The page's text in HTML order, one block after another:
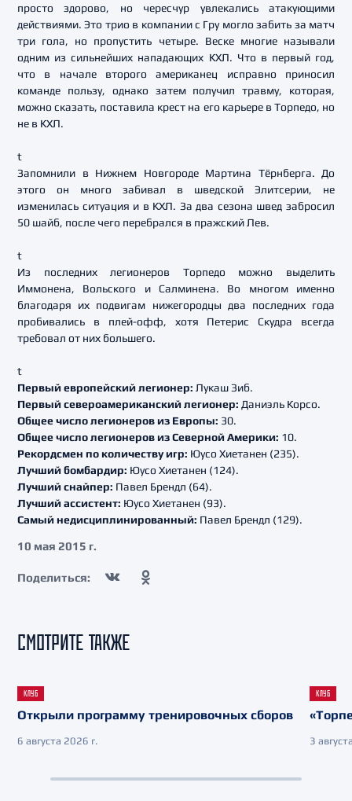
просто здорово, но чересчур увлекались атакующими
действиями. Это трио в компании с Гру могло забить за матч
три гола, но пропустить четыре. Веске многие называли
одним из сильнейших нападающих КХЛ. Что в первый год,
что в начале второго американец исправно приносил
команде пользу, однако затем получил травму, которая,
можно сказать, поставила крест на его карьере в Торпедо, но
не в КХЛ.
t
Запомнили в Нижнем Новгороде Мартина Тёрнберга. До
этого он много забивал в шведской Элитсерии, не
изменилась ситуация и в КХЛ. За два сезона швед забросил
50 шайб, после чего перебрался в пражский Лев.
t
Из последних легионеров Торпедо можно выделить
Иммонена, Вольского и Салминена. Во многом именно
благодаря их подвигам нижегородцы два последних года
пробивались в плей-офф, хотя Петерис Скудра всегда
требовал от них большего.
t
Первый европейский легионер: Лукаш Зиб.
Первый североамериканский легионер: Даниэль Корсо.
Общее число легионеров из Европы: 30.
Общее число легионеров из Северной Америки: 10.
Рекордсмен по количеству игр: Юусо Хиетанен (235).
Лучший бомбардир: Юусо Хиетанен (124).
Лучший снайпер: Павел Брендл (64).
Лучший ассистент: Юусо Хиетанен (93).
Самый недисциплинированный: Павел Брендл (129).
10 мая 2015 г.
Поделиться:
СМОТРИТЕ ТАКЖЕ
КЛУБ
Открыли программу тренировочных сборов
6 августа 2026 г.
КЛУБ
3